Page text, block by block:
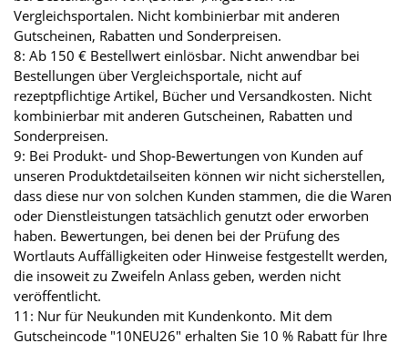
Vergleichsportalen. Nicht kombinierbar mit anderen
Gutscheinen, Rabatten und Sonderpreisen.
8: Ab 150 € Bestellwert einlösbar. Nicht anwendbar bei
Bestellungen über Vergleichsportale, nicht auf
rezeptpflichtige Artikel, Bücher und Versandkosten. Nicht
kombinierbar mit anderen Gutscheinen, Rabatten und
Sonderpreisen.
9: Bei Produkt- und Shop-Bewertungen von Kunden auf
unseren Produktdetailseiten können wir nicht sicherstellen,
dass diese nur von solchen Kunden stammen, die die Waren
oder Dienstleistungen tatsächlich genutzt oder erworben
haben. Bewertungen, bei denen bei der Prüfung des
Wortlauts Auffälligkeiten oder Hinweise festgestellt werden,
die insoweit zu Zweifeln Anlass geben, werden nicht
veröffentlicht.
11: Nur für Neukunden mit Kundenkonto. Mit dem
Gutscheincode "10NEU26" erhalten Sie 10 % Rabatt für Ihre